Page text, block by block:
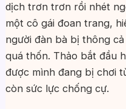
dịch trơn trơn rồi nhét
một cô gái đoan trang,
người đàn bà bị thông
quá thốn. Thảo bắt đầu
được mình đang bị chơi
còn sức lực chống cự.